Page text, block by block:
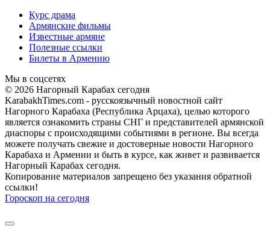
Курс драма
Армянские фильмы
Известные армяне
Полезные ссылки
Билеты в Армению
Мы в соцсетях
© 2026 Нагорный Карабах сегодня
KarabakhTimes.com - русскоязычный новостной сайт
Нагорного Карабаха (Республика Арцаха), целью которого
является ознакомить страны СНГ и представителей армянской
диаспоры с происходящими событиями в регионе. Вы всегда
можете получать свежие и достоверные новости Нагорного
Карабаха и Армении и быть в курсе, как живет и развивается
Нагорный Карабах сегодня.
Копирование материалов запрещено без указания обратной
ссылки!
Гороскоп на сегодня